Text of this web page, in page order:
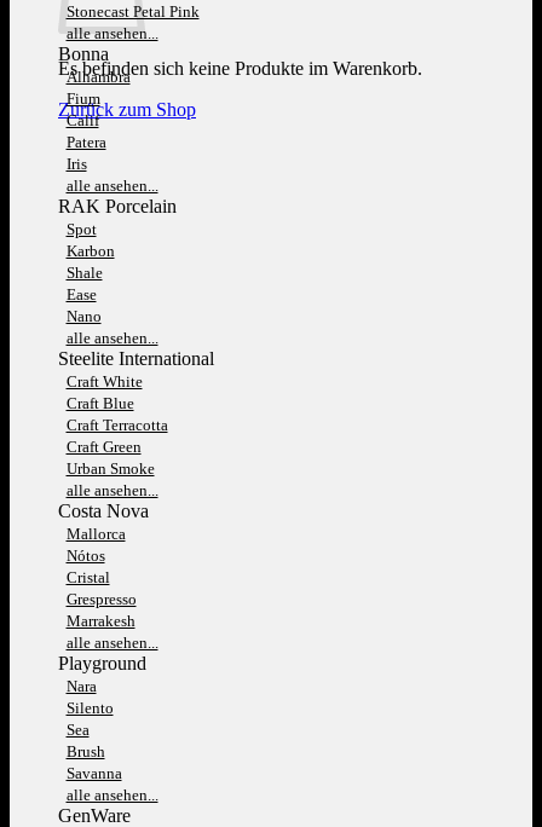
Es befinden sich keine Produkte im Warenkorb.
Zurück zum Shop
Stonecast Petal Pink
alle ansehen...
Bonna
Alhambra
Fium
Calif
Patera
Iris
alle ansehen...
RAK Porcelain
Spot
Karbon
Shale
Ease
Nano
alle ansehen...
Steelite International
Craft White
Craft Blue
Craft Terracotta
Craft Green
Urban Smoke
alle ansehen...
Costa Nova
Mallorca
Nótos
Cristal
Grespresso
Marrakesh
alle ansehen...
Playground
Nara
Silento
Sea
Brush
Savanna
alle ansehen...
GenWare